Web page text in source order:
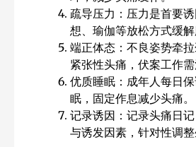
疏导压力：压力是首要
想、瑜伽等放松方式缓解
端正体态：不良姿势牵
紧张性头痛，伏案工作需
优质睡眠：成年人每日
眠，固定作息减少头痛。
记录诱因：记录头痛日
与诱发因素，针对性调整